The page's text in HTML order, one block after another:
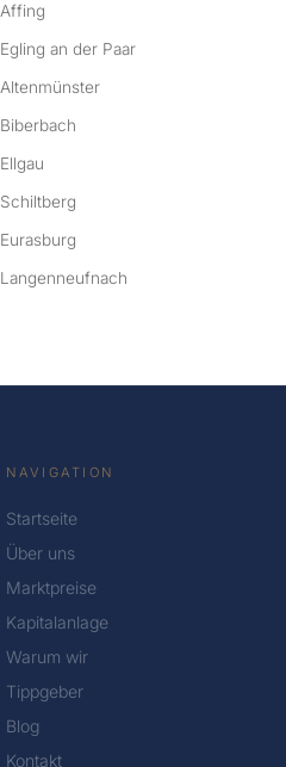
Affing
Egling an der Paar
Altenmünster
Biberbach
Ellgau
Schiltberg
Eurasburg
Langenneufnach
NAVIGATION
Startseite
Über uns
Marktpreise
Kapitalanlage
Warum wir
Tippgeber
Blog
Kontakt